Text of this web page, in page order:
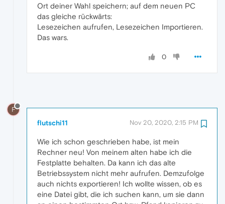
Ort deiner Wahl speichern; auf dem neuen PC
das gleiche rückwärts:
Lesezeichen aufrufen, Lesezeichen Importieren.
Das wars.
0
F
flutschi11 Nov 20, 2020, 2:15 PM
Wie ich schon geschrieben habe, ist mein
Rechner neu! Von meinem alten habe ich die
Festplatte behalten. Da kann ich das alte
Betriebssystem nicht mehr aufrufen. Demzufolge
auch nichts exportieren! Ich wollte wissen, ob es
eine Datei gibt, die ich suchen kann, um sie dann